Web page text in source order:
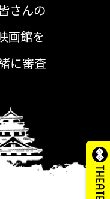
さんの
画館を
に審査